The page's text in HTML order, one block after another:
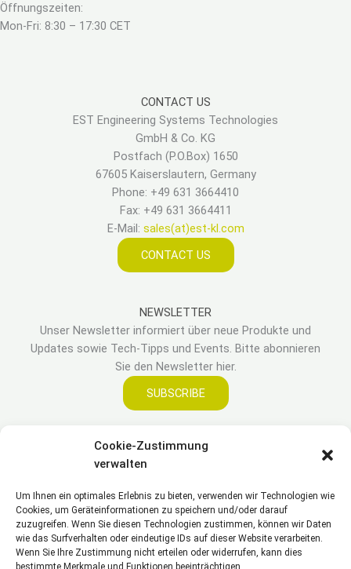
Cookie-Zustimmung
verwalten
Um Ihnen ein optimales Erlebnis zu bieten, verwenden wir Technologien wie
Cookies, um Geräteinformationen zu speichern und/oder darauf
zuzugreifen. Wenn Sie diesen Technologien zustimmen, können wir Daten
wie das Surfverhalten oder eindeutige IDs auf dieser Website verarbeiten.
Wenn Sie Ihre Zustimmung nicht erteilen oder widerrufen, kann dies
bestimmte Merkmale und Funktionen beeinträchtigen.
Öffnungszeiten:
Mon-Fri: 8:30 – 17:30 CET
CONTACT US
EST Engineering Systems Technologies
GmbH & Co. KG
Postfach (P.O.Box) 1650
67605 Kaiserslautern, Germany
Phone: +49 631 3664410
Fax: +49 631 3664411
E-Mail: sales(at)est-kl.com
CONTACT US
NEWSLETTER
Unser Newsletter informiert über neue Produkte und
Updates sowie Tech-Tipps und Events. Bitte abonnieren
Sie den Newsletter hier.
SUBSCRIBE
LEGAL
Impressum
Haftungsausschluss
Datenschutzerklärung
Cookie Richtlinie(EU)